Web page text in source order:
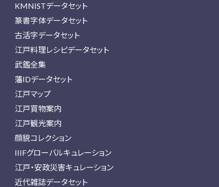
KMNISTデータセット
篆書字体データセット
古活字データセット
江戸料理レシピデータセット
武鑑全集
藩IDデータセット
江戸マップ
江戸買物案内
江戸観光案内
顔貌コレクション
IIIFグローバルキュレーション
江戸・安政災害キュレーション
近代雑誌データセット